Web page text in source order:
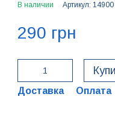
В наличии Артикул: 14900
290 грн
Доставка Оплата